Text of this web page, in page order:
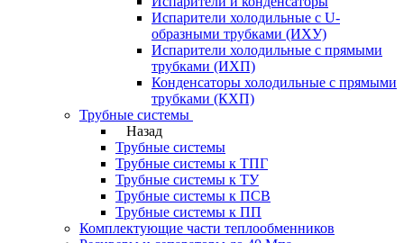
Испарители холодильные с U-
образными трубками (ИХУ)
Испарители холодильные с прямыми
трубками (ИХП)
Конденсаторы холодильные с прямыми
трубками (КХП)
Трубные системы
Назад
Трубные системы
Трубные системы к ТПГ
Трубные системы к ТУ
Трубные системы к ПСВ
Трубные системы к ПП
Комплектующие части теплообменников